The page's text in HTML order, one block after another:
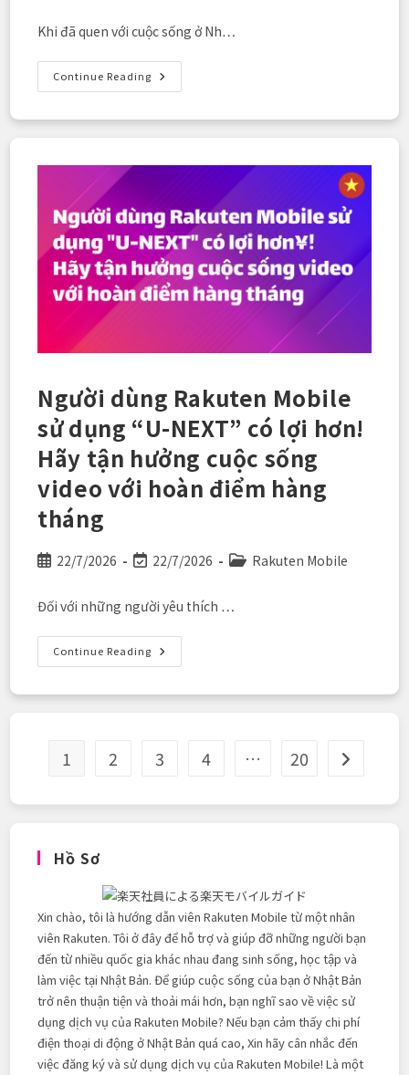
modified:
Khi đã quen với cuộc sống ở Nh…
Continue Reading 【Hướng
Dẫn
Lịch
Hè】
“gần
Phí”
Với
Rakuten
Mobile
×
Rakuten
Travel！
Bí
Quyết
Điểm
Người
Nước
Ngoài
Sống
Tại
Nhật
Người dùng Rakuten Mobile
sử dụng “U-NEXT” có lợi hơn!
Hãy tận hưởng cuộc sống
video với hoàn điểm hàng
tháng
Post22/7/2026
Post
modified:
22/7/2026
PostRakuten Mobile
Đối với những người yêu thích …
Continue Reading Người
Dùng
Mobile
Sử
Có
Lợi
Tận
Điểm
Hàng
Tháng
1 2 3 4 … 20 Go to the
Hồ Sơ
Xin chào, tôi là hướng dẫn viên Rakuten Mobile từ một nhân
viên Rakuten. Tôi ở đây để hỗ trợ và giúp đỡ những người bạn
đến từ nhiều quốc gia khác nhau đang sinh sống, học tập và
làm việc tại Nhật Bản. Để giúp cuộc sống của bạn ở Nhật Bản
trở nên thuận tiện và thoải mái hơn, bạn nghĩ sao về việc sử
dụng dịch vụ của Rakuten Mobile? Nếu bạn cảm thấy chi phí
điện thoại di động ở Nhật Bản quá cao, Xin hãy cân nhắc đến
việc đăng ký và sử dụng dịch vụ của Rakuten Mobile! Là một